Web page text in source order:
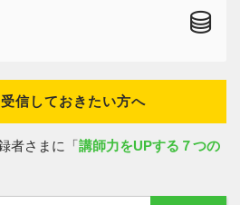
信しておきたい方へ
者さまに「 講師力をUPする７つの